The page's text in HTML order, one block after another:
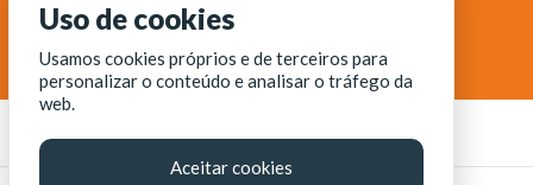
Uso de cookies
Usamos cookies próprios e de terceiros para
personalizar o conteúdo e analisar o tráfego da
web.
Aceitar cookies